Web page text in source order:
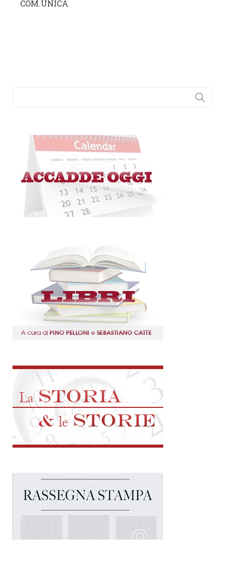
COM.UNICA